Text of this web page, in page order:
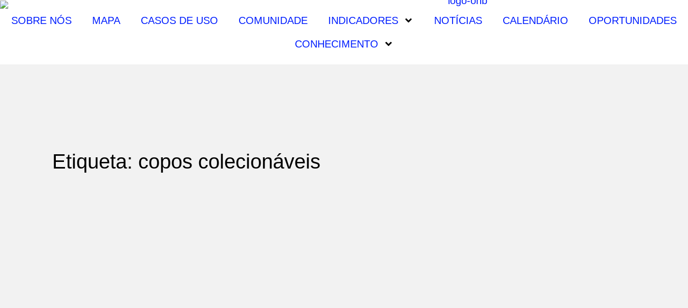
SOBRE NÓS MAPA CASOS DE USO COMUNIDADE INDICADORES NOTÍCIAS CALENDÁRIO OPORTUNIDADES
CONHECIMENTO
Etiqueta: copos colecionáveis